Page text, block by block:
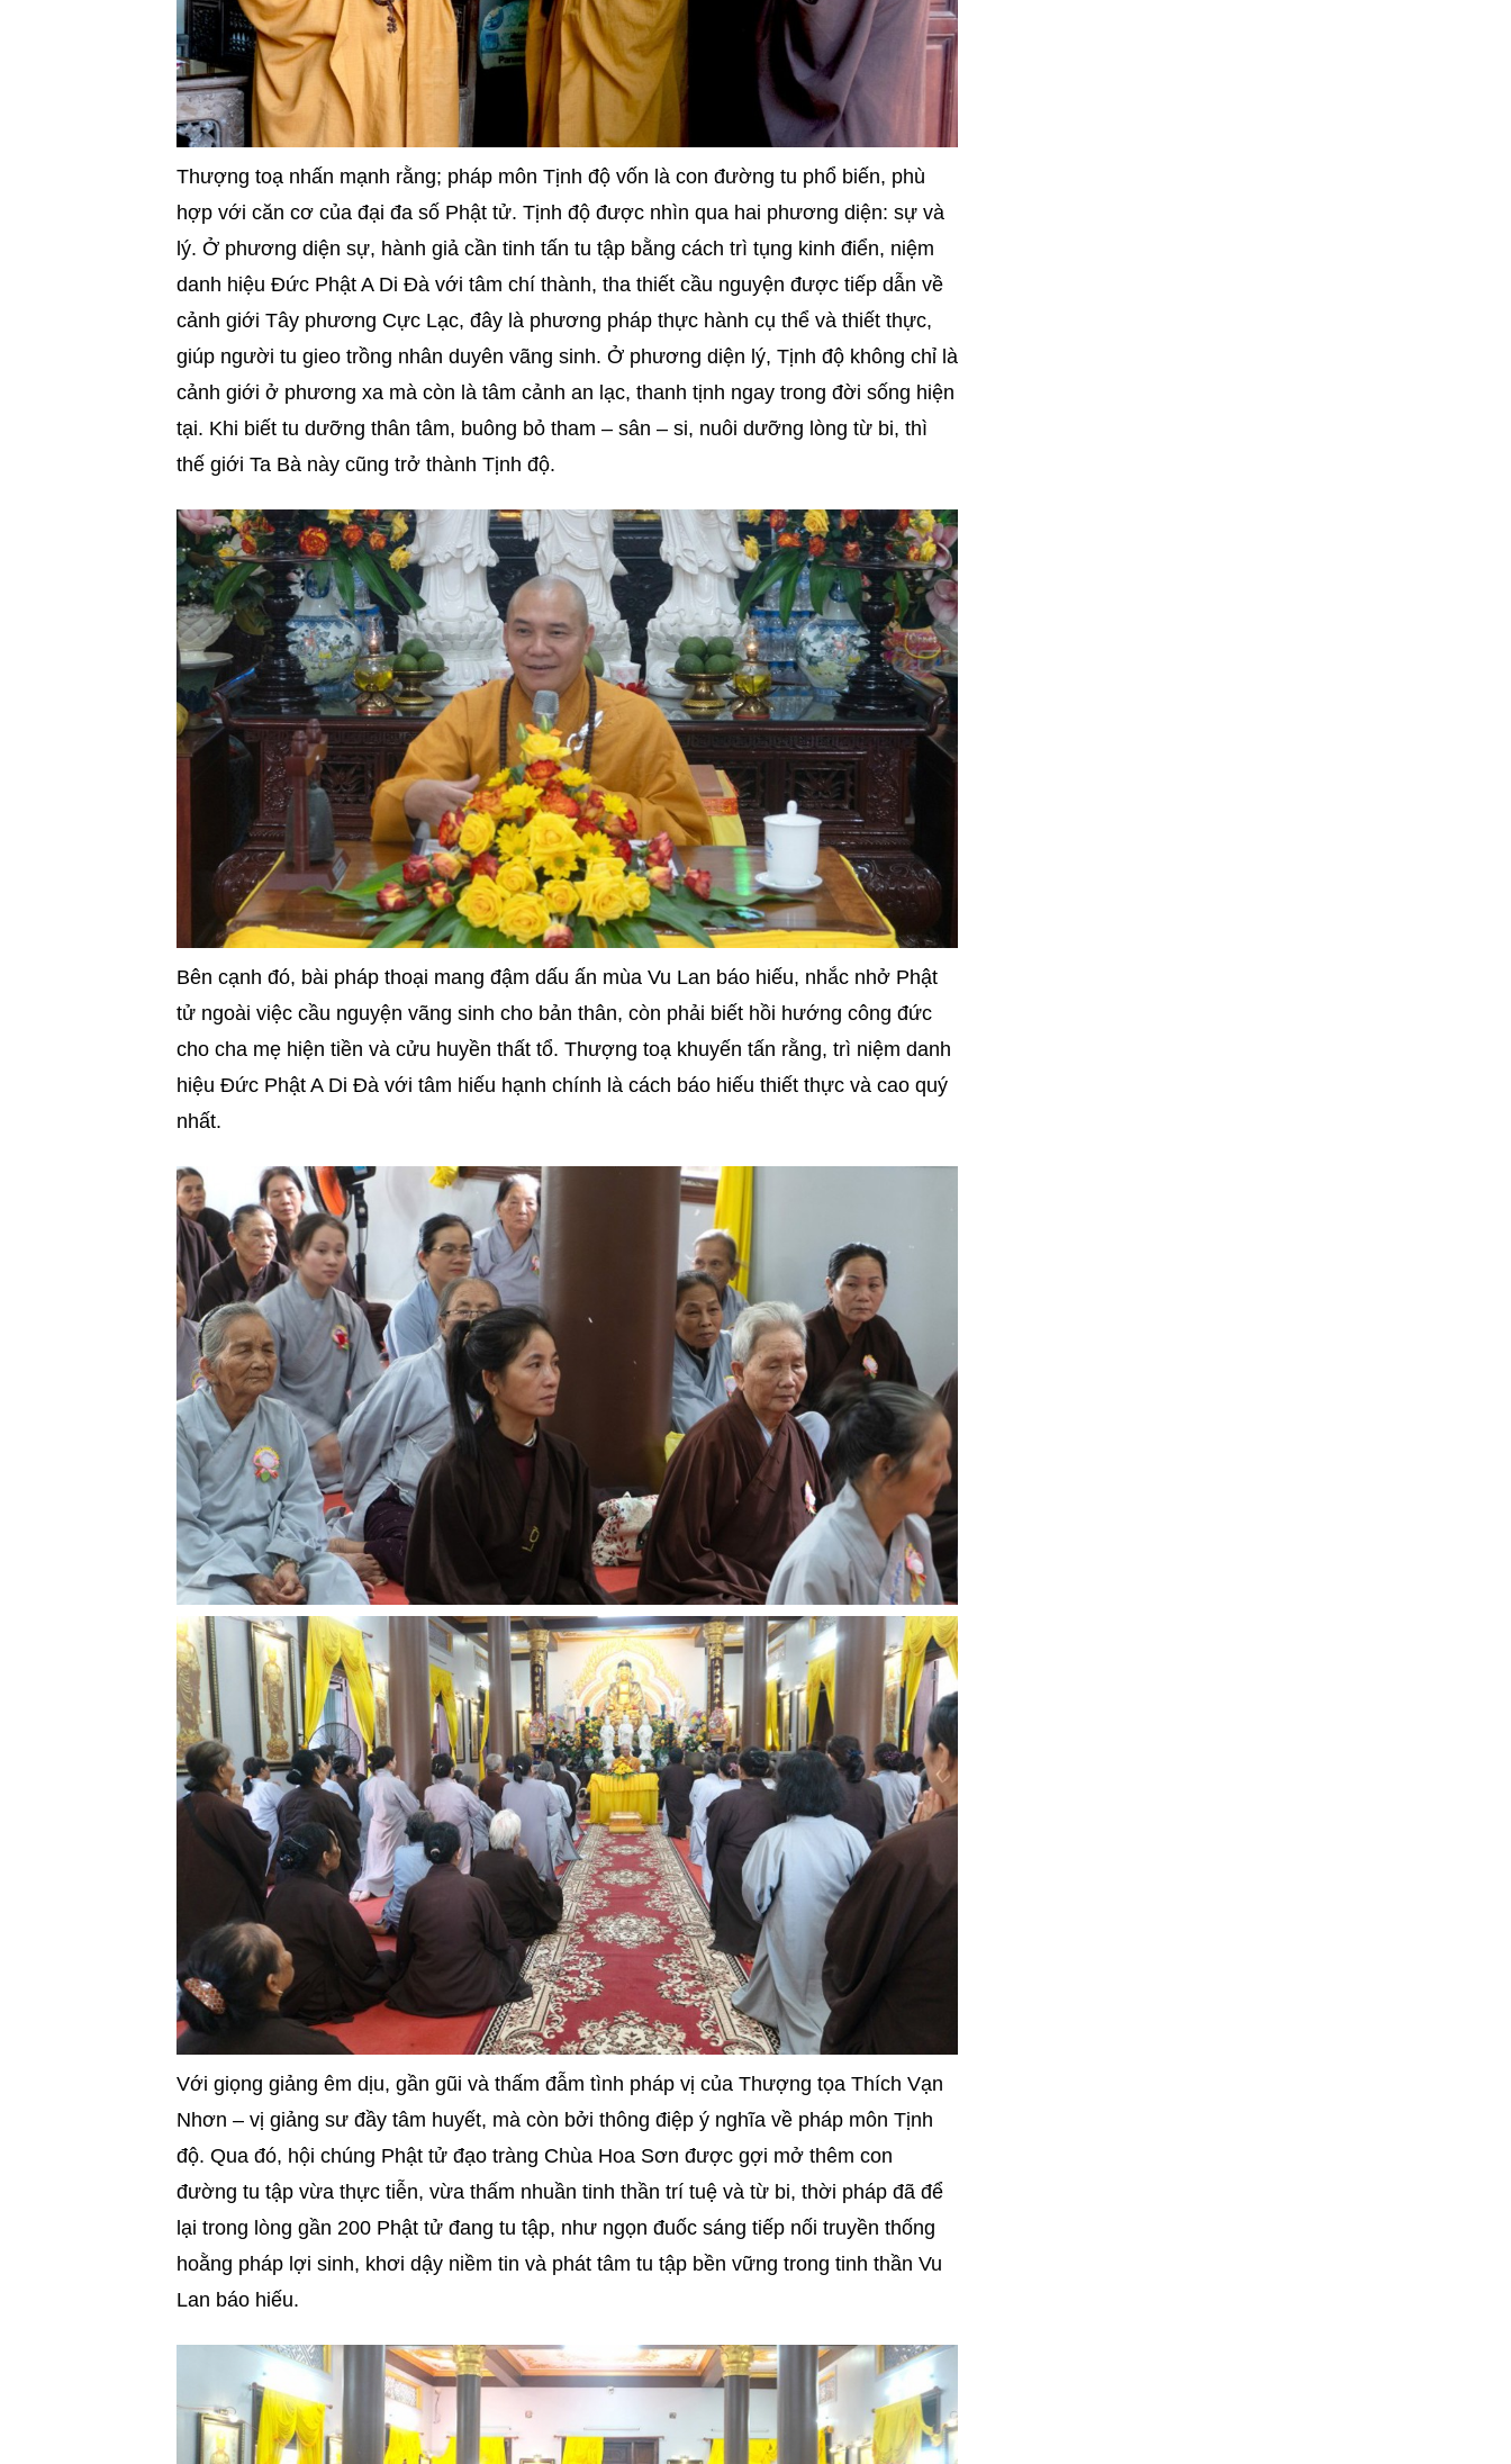
Thượng toạ nhấn mạnh rằng; pháp môn Tịnh độ vốn là con đường tu phổ biến, phù
hợp với căn cơ của đại đa số Phật tử. Tịnh độ được nhìn qua hai phương diện: sự và
lý. Ở phương diện sự, hành giả cần tinh tấn tu tập bằng cách trì tụng kinh điển, niệm
danh hiệu Đức Phật A Di Đà với tâm chí thành, tha thiết cầu nguyện được tiếp dẫn về
cảnh giới Tây phương Cực Lạc, đây là phương pháp thực hành cụ thể và thiết thực,
giúp người tu gieo trồng nhân duyên vãng sinh. Ở phương diện lý, Tịnh độ không chỉ là
cảnh giới ở phương xa mà còn là tâm cảnh an lạc, thanh tịnh ngay trong đời sống hiện
tại. Khi biết tu dưỡng thân tâm, buông bỏ tham – sân – si, nuôi dưỡng lòng từ bi, thì
thế giới Ta Bà này cũng trở thành Tịnh độ.
Bên cạnh đó, bài pháp thoại mang đậm dấu ấn mùa Vu Lan báo hiếu, nhắc nhở Phật
tử ngoài việc cầu nguyện vãng sinh cho bản thân, còn phải biết hồi hướng công đức
cho cha mẹ hiện tiền và cửu huyền thất tổ. Thượng toạ khuyến tấn rằng, trì niệm danh
hiệu Đức Phật A Di Đà với tâm hiếu hạnh chính là cách báo hiếu thiết thực và cao quý
nhất.
Với giọng giảng êm dịu, gần gũi và thấm đẫm tình pháp vị của Thượng tọa Thích Vạn
Nhơn – vị giảng sư đầy tâm huyết, mà còn bởi thông điệp ý nghĩa về pháp môn Tịnh
độ. Qua đó, hội chúng Phật tử đạo tràng Chùa Hoa Sơn được gợi mở thêm con
đường tu tập vừa thực tiễn, vừa thấm nhuần tinh thần trí tuệ và từ bi, thời pháp đã để
lại trong lòng gần 200 Phật tử đang tu tập, như ngọn đuốc sáng tiếp nối truyền thống
hoằng pháp lợi sinh, khơi dậy niềm tin và phát tâm tu tập bền vững trong tinh thần Vu
Lan báo hiếu.